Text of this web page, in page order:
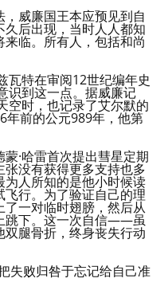
威廉国王本应预见到自
后出现，当时人人都知
临。所有人，包括和尚
瓦特在审阅12世纪编年史
识到这一点。据威廉记
空时，也记录了艾尔默的
年前的公元989年，他第
·哈雷首次提出彗星定期
没有获得更多支持也多
人所知的是他小时候读
行。为了验证自己的理
一对临时翅膀，然后从
跳下。这一次自信——虽
腿骨折，终身丧失行动
失败归咎于忘记给自己准